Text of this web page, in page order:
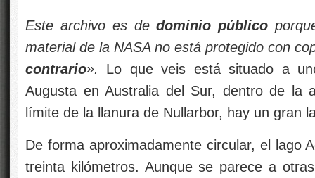
Este archivo es dedominio público
material de la NASA no está protegido con
contrario».
Lo que veis está situado a
Augusta en Australia del Sur, dentro de la
límite de la llanura de Nullarbor, hay un gran
De forma aproximadamente circular, el lago
treinta kilómetros. Aunque se parece a